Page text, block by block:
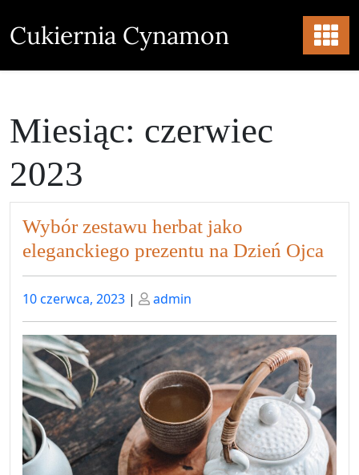
to
content
Cukiernia Cynamon
Miesiąc: czerwiec
2023
Wybór zestawu herbat jako
eleganckiego prezentu na Dzień Ojca
Posted
on
10 czerwca, 2023 | Posted
on
admin